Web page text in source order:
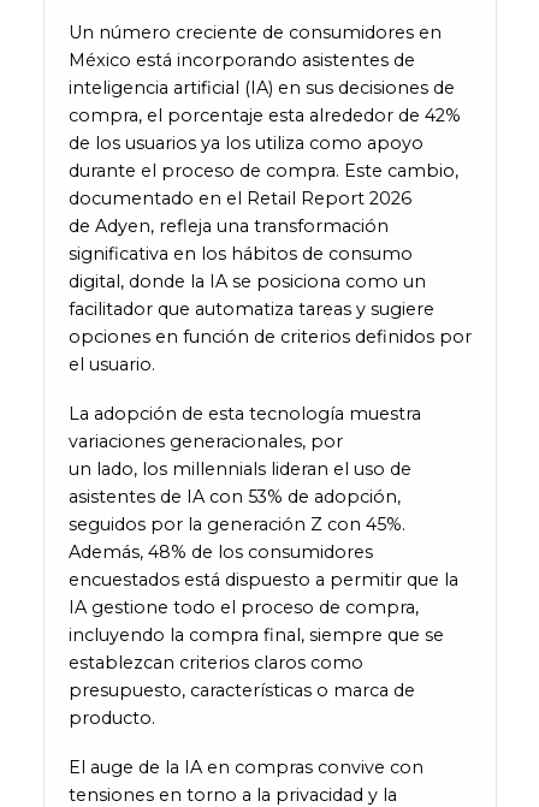
Un número creciente de consumidores en
México está incorporando asistentes de
inteligencia artificial (IA) en sus decisiones de
compra, el porcentaje esta alrededor de 42%
de los usuarios ya los utiliza como apoyo
durante el proceso de compra. Este cambio,
documentado en el Retail Report 2026
de Adyen, refleja una transformación
significativa en los hábitos de consumo
digital, donde la IA se posiciona como un
facilitador que automatiza tareas y sugiere
opciones en función de criterios definidos por
el usuario.
La adopción de esta tecnología muestra
variaciones generacionales, por
un lado, los millennials lideran el uso de
asistentes de IA con 53% de adopción,
seguidos por la generación Z con 45%.
Además, 48% de los consumidores
encuestados está dispuesto a permitir que la
IA gestione todo el proceso de compra,
incluyendo la compra final, siempre que se
establezcan criterios claros como
presupuesto, características o marca de
producto.
El auge de la IA en compras convive con
tensiones en torno a la privacidad y la